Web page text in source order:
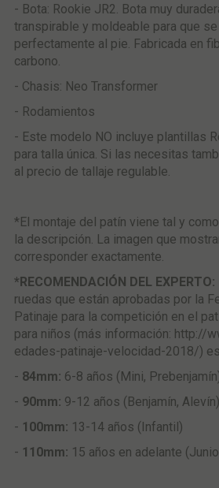
- Bota: Rookie JR2. Bota muy
transpirable y moldeable para que
perfectamente al pie. Fabricada en
carbono.
- Chasis: Neo Transformer
- Rodamientos
- Este modelo NO incluye plantillas
para talla única. Si las necesitas
al precio de tallaje regulable.
*El montaje del patín viene tal y
la descripción. La imagen que
corresponder exactamente.
*RECOMENDACIÓN DEL EXPERTO:
ruedas que están aprobadas por la
Patinaje para la competición en el
para niños (más información: http://
edades-patinaje-velocidad-2018/)
- 84mm: 6-8 años (Mini,
- 90mm: 9-12 años (Benjamín, Alevín)
- 100mm: 13-14 años (Infantil)
- 110mm: 15 años en adelante